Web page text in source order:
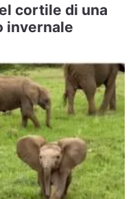
cortile di una
invernale